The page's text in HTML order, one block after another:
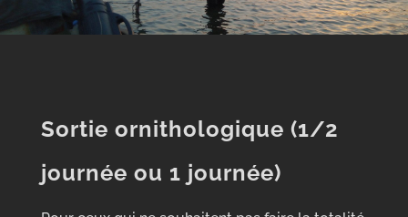
Sortie ornithologique (1/2
journée ou 1 journée)